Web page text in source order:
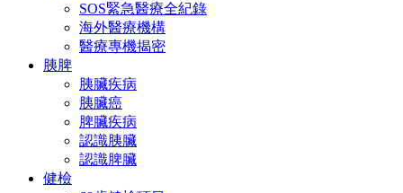
SOS緊急醫療全紀錄
海外醫療機構
醫療專機揭密
胰脾
胰臟疾病
胰臟癌
脾臟疾病
認識胰臟
認識脾臟
健檢